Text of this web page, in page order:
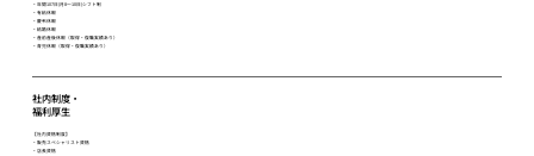
・年間107日(月8～10日)シフト制
・有給休暇
・慶弔休暇
・結婚休暇
・産前産後休暇（取得・復職実績あり）
・育児休暇（取得・復職実績あり）
​社内制度・
福利厚生
【社内資格制度】
・販売スペシャリスト資格
・店長資格